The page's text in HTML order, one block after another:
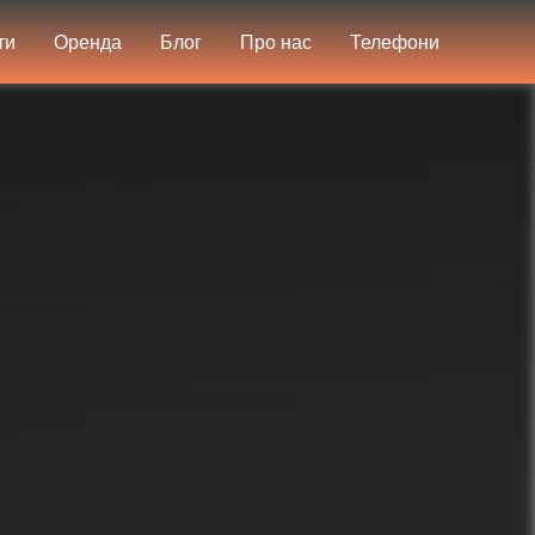
Оренда Блог Про нас Телефони